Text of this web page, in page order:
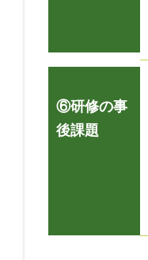
⑥研修の事
後課題